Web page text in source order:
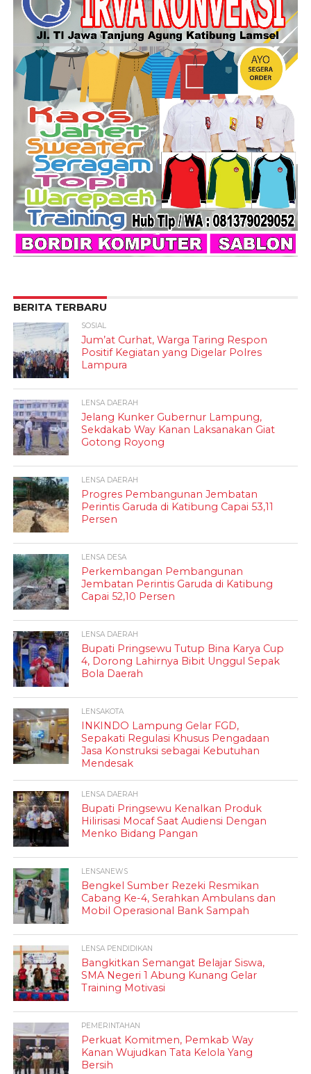
BERITA TERBARU
SOSIAL
Jum’at Curhat, Warga Taring Respon
Positif Kegiatan yang Digelar Polres
Lampura
LENSA DAERAH
Jelang Kunker Gubernur Lampung,
Sekdakab Way Kanan Laksanakan Giat
Gotong Royong
LENSA DAERAH
Progres Pembangunan Jembatan
Perintis Garuda di Katibung Capai 53,11
Persen
LENSA DESA
Perkembangan Pembangunan
Jembatan Perintis Garuda di Katibung
Capai 52,10 Persen
LENSA DAERAH
Bupati Pringsewu Tutup Bina Karya Cup
4, Dorong Lahirnya Bibit Unggul Sepak
Bola Daerah
LENSAKOTA
INKINDO Lampung Gelar FGD,
Sepakati Regulasi Khusus Pengadaan
Jasa Konstruksi sebagai Kebutuhan
Mendesak
LENSA DAERAH
Bupati Pringsewu Kenalkan Produk
Hilirisasi Mocaf Saat Audiensi Dengan
Menko Bidang Pangan
LENSANEWS
Bengkel Sumber Rezeki Resmikan
Cabang Ke-4, Serahkan Ambulans dan
Mobil Operasional Bank Sampah
LENSA PENDIDIKAN
Bangkitkan Semangat Belajar Siswa,
SMA Negeri 1 Abung Kunang Gelar
Training Motivasi
PEMERINTAHAN
Perkuat Komitmen, Pemkab Way
Kanan Wujudkan Tata Kelola Yang
Bersih